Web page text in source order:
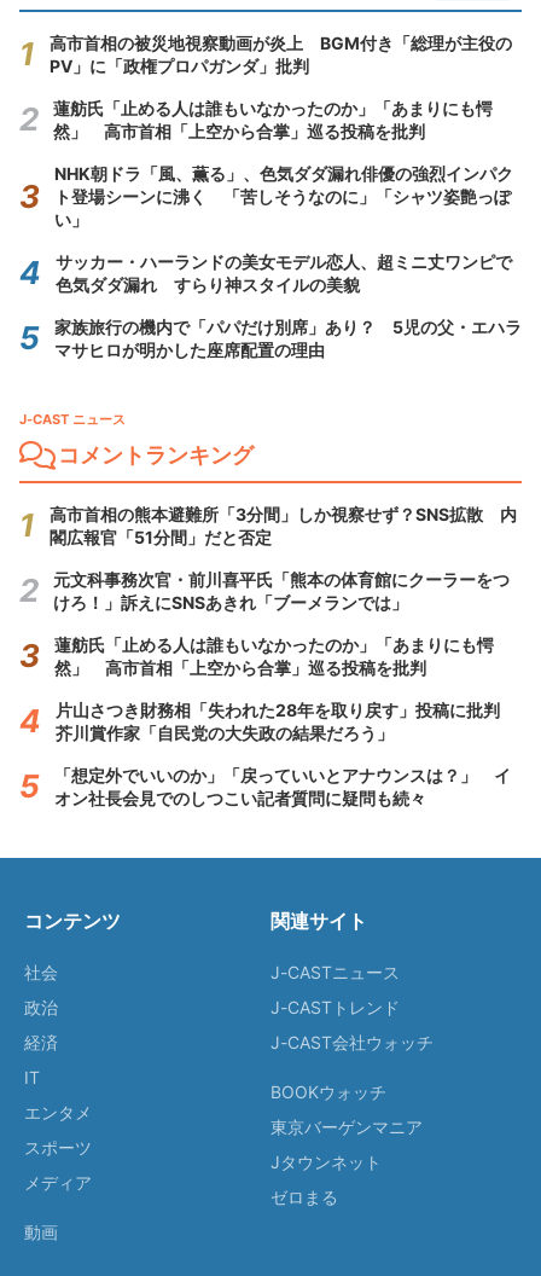
高市首相の被災地視察動画が炎上 BGM付き「総理が主役の
PV」に「政権プロパガンダ」批判
蓮舫氏「止める人は誰もいなかったのか」「あまりにも愕
然」 高市首相「上空から合掌」巡る投稿を批判
NHK朝ドラ「風、薫る」、色気ダダ漏れ俳優の強烈インパク
ト登場シーンに沸く 「苦しそうなのに」「シャツ姿艶っぽ
い」
サッカー・ハーランドの美女モデル恋人、超ミニ丈ワンピで
色気ダダ漏れ すらり神スタイルの美貌
家族旅行の機内で「パパだけ別席」あり？ 5児の父・エハラ
マサヒロが明かした座席配置の理由
J-CAST ニュース
コメントランキング
高市首相の熊本避難所「3分間」しか視察せず？SNS拡散 内
閣広報官「51分間」だと否定
元文科事務次官・前川喜平氏「熊本の体育館にクーラーをつ
けろ！」訴えにSNSあきれ「ブーメランでは」
蓮舫氏「止める人は誰もいなかったのか」「あまりにも愕
然」 高市首相「上空から合掌」巡る投稿を批判
片山さつき財務相「失われた28年を取り戻す」投稿に批判
芥川賞作家「自民党の大失政の結果だろう」
「想定外でいいのか」「戻っていいとアナウンスは？」 イ
オン社長会見でのしつこい記者質問に疑問も続々
コンテンツ
社会
政治
経済
IT
エンタメ
スポーツ
メディア
動画
関連サイト
J-CASTニュース
J-CASTトレンド
J-CAST会社ウォッチ
BOOKウォッチ
東京バーゲンマニア
Jタウンネット
ゼロまる